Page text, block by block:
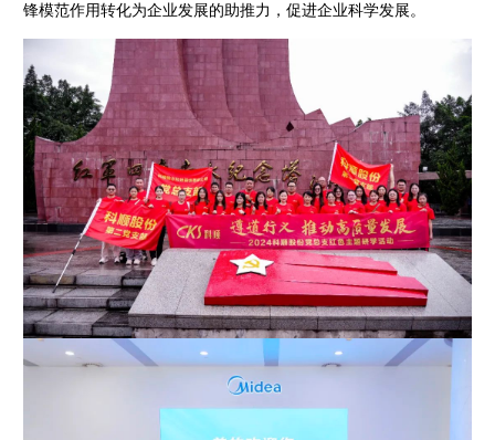
锋模范作用转化为企业发展的助推力，促进企业科学发展。